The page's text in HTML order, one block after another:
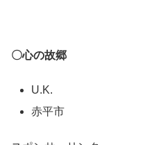
〇心の故郷
U.K.
赤平市